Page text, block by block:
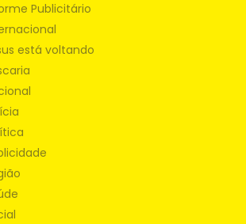
Publicitário
está voltando